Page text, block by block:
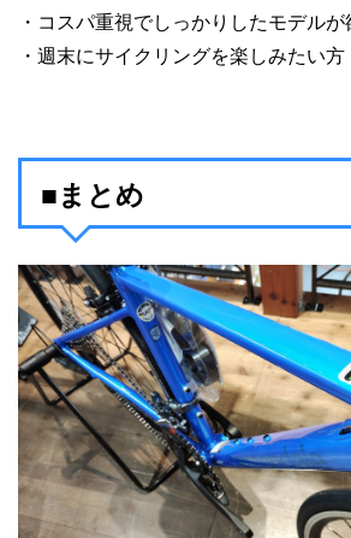
・コスパ重視でしっかりしたモデル
・週末にサイクリングを楽しみたい方
■まとめ